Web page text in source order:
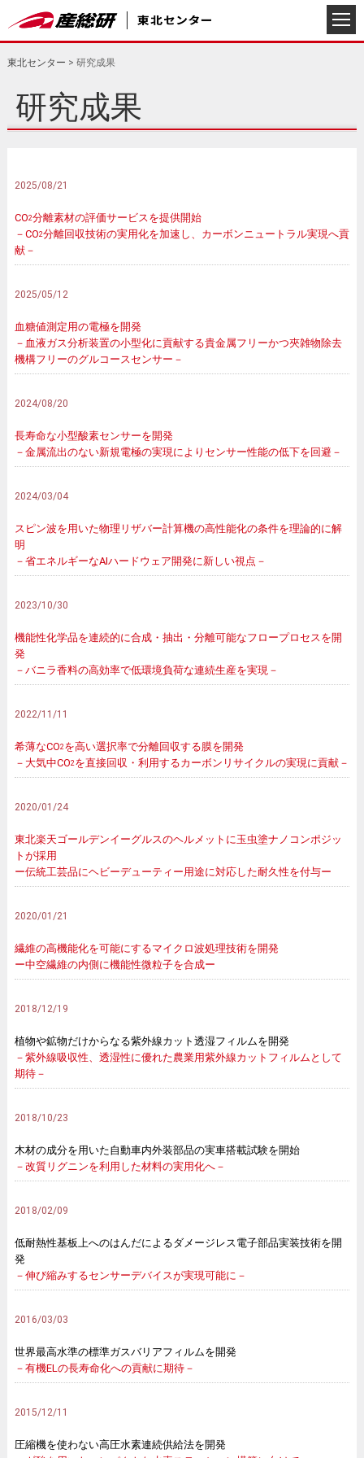
東北センター > 研究成果
研究成果
2025/08/21
CO2分離素材の評価サービスを提供開始
－CO2分離回収技術の実用化を加速し、カーボンニュートラル実現へ貢
献－
2025/05/12
血糖値測定用の電極を開発
－血液ガス分析装置の小型化に貢献する貴金属フリーかつ夾雑物除去
機構フリーのグルコースセンサー－
2024/08/20
長寿命な小型酸素センサーを開発
－金属流出のない新規電極の実現によりセンサー性能の低下を回避－
2024/03/04
スピン波を用いた物理リザバー計算機の高性能化の条件を理論的に解
明
－省エネルギーなAIハードウェア開発に新しい視点－
2023/10/30
機能性化学品を連続的に合成・抽出・分離可能なフロープロセスを開
発
－バニラ香料の高効率で低環境負荷な連続生産を実現－
2022/11/11
希薄なCO2を高い選択率で分離回収する膜を開発
－大気中CO2を直接回収・利用するカーボンリサイクルの実現に貢献－
2020/01/24
東北楽天ゴールデンイーグルスのヘルメットに玉虫塗ナノコンポジッ
トが採用
ー伝統工芸品にヘビーデューティー用途に対応した耐久性を付与ー
2020/01/21
繊維の高機能化を可能にするマイクロ波処理技術を開発
ー中空繊維の内側に機能性微粒子を合成ー
2018/12/19
植物や鉱物だけからなる紫外線カット透湿フィルムを開発
－紫外線吸収性、透湿性に優れた農業用紫外線カットフィルムとして
期待－
2018/10/23
木材の成分を用いた自動車内外装部品の実車搭載試験を開始
－改質リグニンを利用した材料の実用化へ－
2018/02/09
低耐熱性基板上へのはんだによるダメージレス電子部品実装技術を開
発
－伸び縮みするセンサーデバイスが実現可能に－
2016/03/03
世界最高水準の標準ガスバリアフィルムを開発
－有機ELの長寿命化への貢献に期待－
2015/12/11
圧縮機を使わない高圧水素連続供給法を開発